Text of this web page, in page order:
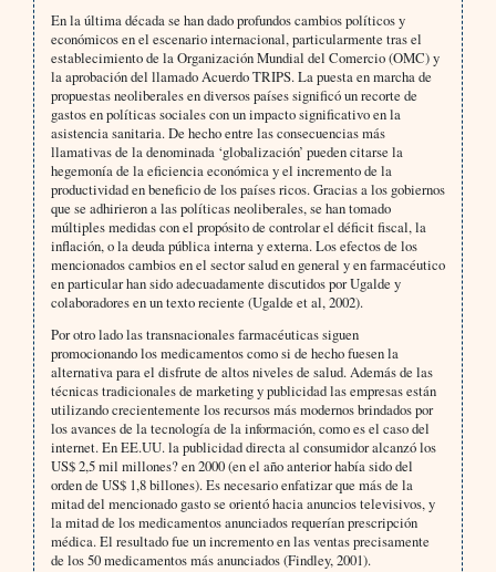
En la última década se han dado profundos cambios políticos y
económicos en el escenario internacional, particularmente tras el
establecimiento de la Organización Mundial del Comercio (OMC) y
la aprobación del llamado Acuerdo TRIPS. La puesta en marcha de
propuestas neoliberales en diversos países significó un recorte de
gastos en políticas sociales con un impacto significativo en la
asistencia sanitaria. De hecho entre las consecuencias más
llamativas de la denominada ‘globalización’ pueden citarse la
hegemonía de la eficiencia económica y el incremento de la
productividad en beneficio de los países ricos. Gracias a los gobiernos
que se adhirieron a las políticas neoliberales, se han tomado
múltiples medidas con el propósito de controlar el déficit fiscal, la
inflación, o la deuda pública interna y externa. Los efectos de los
mencionados cambios en el sector salud en general y en farmacéutico
en particular han sido adecuadamente discutidos por Ugalde y
colaboradores en un texto reciente (Ugalde et al, 2002).
Por otro lado las transnacionales farmacéuticas siguen
promocionando los medicamentos como si de hecho fuesen la
alternativa para el disfrute de altos niveles de salud. Además de las
técnicas tradicionales de marketing y publicidad las empresas están
utilizando crecientemente los recursos más modernos brindados por
los avances de la tecnología de la información, como es el caso del
internet. En EE.UU. la publicidad directa al consumidor alcanzó los
US$ 2,5 mil millones? en 2000 (en el año anterior había sido del
orden de US$ 1,8 billones). Es necesario enfatizar que más de la
mitad del mencionado gasto se orientó hacia anuncios televisivos, y
la mitad de los medicamentos anunciados requerían prescripción
médica. El resultado fue un incremento en las ventas precisamente
de los 50 medicamentos más anunciados (Findley, 2001).